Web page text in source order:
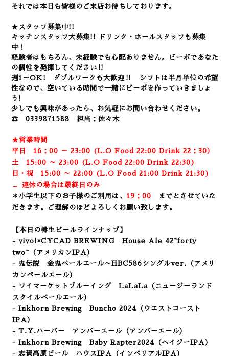
それでは本日も皆様のご来店お待ちしております。
★スタッフ募集中!!
キッチンスタッフ大募集!! ドリンク・ホールスタッフも募集
中！
経験者はもちろん、未経験でも心配ありません。
ビーボであなた
の個性を発揮してください‼
週1～OK! ダブルワークも大歓迎‼ シフトは半月単位の希望
性なので、空いている時間で一緒にビーボを作っていきましょ
う!
少しでも興味があったら、お気軽にお問い合わせください。
☎ 0339871588 担当：佐々木
★営業時間
平日 16：00 ～ 23:00 (L.O Food 22:00 Drink 22：30）
土 15:00 ～ 23:00 (L.O Food 22:00 Drink 22:30)
日・祝 15:00 ～ 22:00 (L.O Food 21:00 Drink 21:30)
→ 連休の場合は最終日のみ
＊小学生以下のお子様のご利用は、 19：00
までとさせていた
だきます。ご理解のほどよろしくお願い致します。
【本日の樽生ビールラインナップ】
- vivo!×CYCAD BREWING House Ale 42~forty
two~（アメリカンIPA）
- 鬼伝説 金鬼ペールエール～HBC586シングルver.（アメリ
カンペールエール）
- ワイマーケットブルーイング LaLaLa （ニュージーランド
スタイルペールエール）
- Inkhorn Brewing Buncho 2024 （ウエストコースト
IPA）
- T.Y.ハーバー アンバーエール（アンバーエール）
- Inkhorn Brewing Baby Rapter2024 （ヘイジーIPA）
- 志賀高原ビール ハウスIPA（インペリアルIPA）